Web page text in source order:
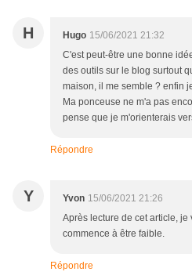
H Hugo 15/06/2021 21:32
C'est peut-être une bonne
des outils sur le blog surtout
maison, il me semble ? enfin
Ma ponceuse ne m'a pas
pense que je m'orienterais
Répondre
Y Yvon 15/06/2021 21:26
Après lecture de cet article,
commence à être faible.
Répondre